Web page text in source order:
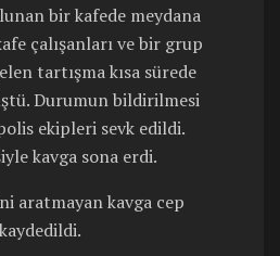
bir kafede meydana
çalışanları ve bir grup
tartışma kısa sürede
Durumun bildirilmesi
ekipleri sevk edildi.
kavga sona erdi.
aratmayan kavga cep